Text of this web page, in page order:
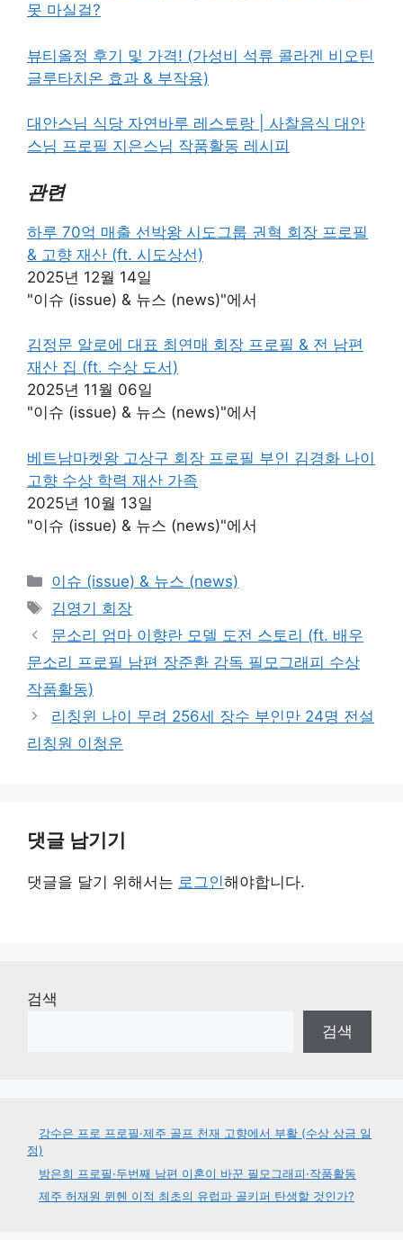
못 마실걸?
뷰티올정 후기 및 가격! (가성비 석류 콜라겐 비오틴
글루타치온 효과 & 부작용)
대안스님 식당 자연바루 레스토랑 | 사찰음식 대안
스님 프로필 지은스님 작품활동 레시피
관련
하루 70억 매출 선박왕 시도그룹 권혁 회장 프로필
& 고향 재산 (ft. 시도상선)
2025년 12월 14일
"이슈 (issue) & 뉴스 (news)"에서
김정문 알로에 대표 최연매 회장 프로필 & 전 남편
재산 집 (ft. 수상 도서)
2025년 11월 06일
"이슈 (issue) & 뉴스 (news)"에서
베트남마켓왕 고상구 회장 프로필 부인 김경화 나이
고향 수상 학력 재산 가족
2025년 10월 13일
"이슈 (issue) & 뉴스 (news)"에서
카
테
고
리
이슈 (issue) & 뉴스 (news)
태
그
김영기 회장
문소리 엄마 이향란 모델 도전 스토리 (ft. 배우
문소리 프로필 남편 장준환 감독 필모그래피 수상
작품활동)
리칭윈 나이 무려 256세 장수 부인만 24명 전설
리칭원 이청운
댓글 남기기
댓글을 달기 위해서는 로그인해야합니다.
검색
검색
강수은 프로 프로필·제주 골프 천재 고향에서 부활 (수상 상금 일
정)
방은희 프로필·두번째 남편 이혼이 바꾼 필모그래피·작품활동
제주 허재원 뮌헨 이적 최초의 유럽파 골키퍼 탄생할 것인가?